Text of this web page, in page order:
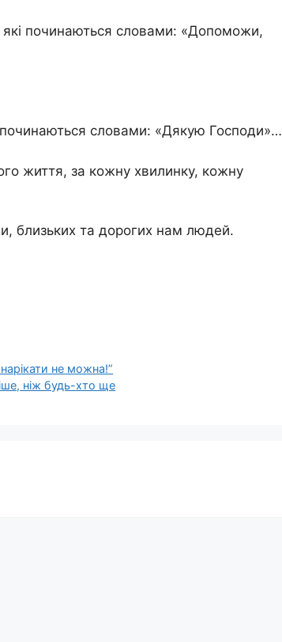
починаються словами: «Допоможи,
словами: «Дякую Господи»…
життя, за кожну хвилинку, кожну
близьких та дорогих нам людей.
не можна!”
ніж будь-хто ще